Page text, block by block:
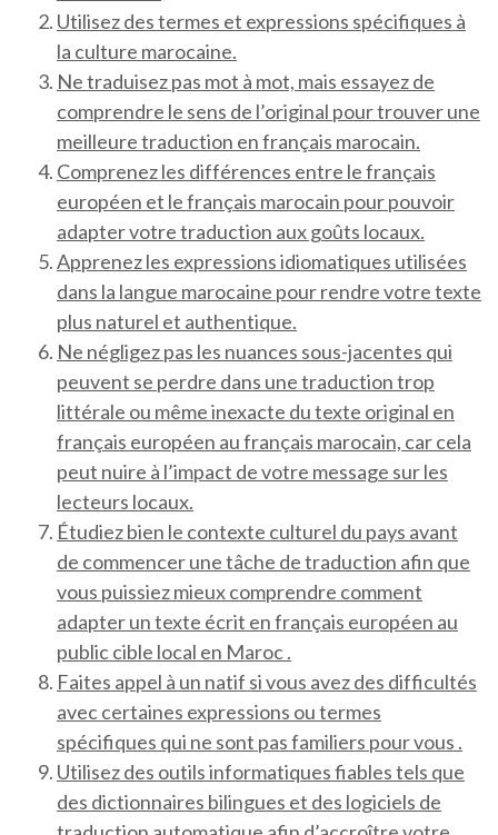
Utilisez des termes et expressions spécifiques à
la culture marocaine.
Ne traduisez pas mot à mot, mais essayez de
comprendre le sens de l’original pour trouver une
meilleure traduction en français marocain.
Comprenez les différences entre le français
européen et le français marocain pour pouvoir
adapter votre traduction aux goûts locaux.
Apprenez les expressions idiomatiques utilisées
dans la langue marocaine pour rendre votre texte
plus naturel et authentique.
Ne négligez pas les nuances sous-jacentes qui
peuvent se perdre dans une traduction trop
littérale ou même inexacte du texte original en
français européen au français marocain, car cela
peut nuire à l’impact de votre message sur les
lecteurs locaux.
Étudiez bien le contexte culturel du pays avant
de commencer une tâche de traduction afin que
vous puissiez mieux comprendre comment
adapter un texte écrit en français européen au
public cible local en Maroc .
Faites appel à un natif si vous avez des difficultés
avec certaines expressions ou termes
spécifiques qui ne sont pas familiers pour vous .
Utilisez des outils informatiques fiables tels que
des dictionnaires bilingues et des logiciels de